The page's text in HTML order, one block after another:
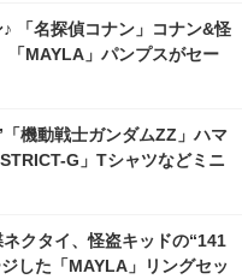
「名探偵コナン」コナン&怪
「MAYLA」パンプスがセー
機動戦士ガンダムZZ」ハマ
G」Tシャツなどミニ
ネクタイ、怪盗キッドの“141
した「MAYLA」リングセッ